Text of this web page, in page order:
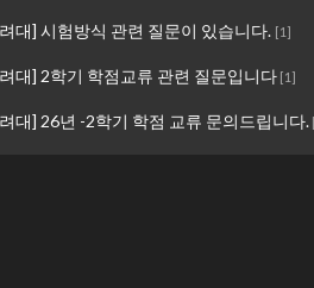
대] 시험방식 관련 질문이 있습니다. [1]
대] 2학기 학점교류 관련 질문입니다[1]
대] 26년 -2학기 학점 교류 문의드립니다.[